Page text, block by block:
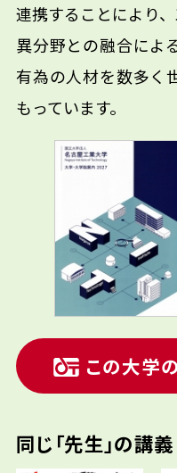
連携することにより
異分野との融合によ
有為の人材を数多く
もっています。
この大学
同じ「先生」の講義